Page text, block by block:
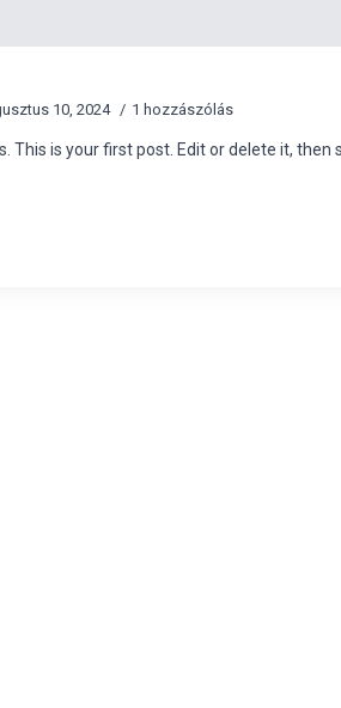
10, 2024 1 hozzászólás
This is your first post. Edit or delete it, then